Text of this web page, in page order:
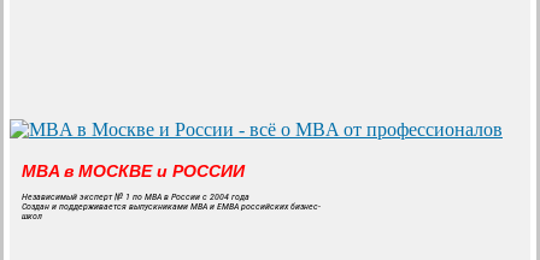
MBA в МОСКВЕ и РОССИИ
Независимый эксперт № 1 по MBA в России с 2004 года
Создан и поддерживается выпускниками MBA и EMBA российских бизнес-
школ